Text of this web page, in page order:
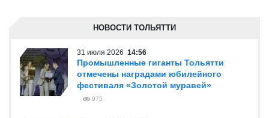
НОВОСТИ ТОЛЬЯТТИ
31 июля 2026 14:56
Промышленные гиганты Тольятти
отмечены наградами юбилейного
фестиваля «Золотой муравей»
975